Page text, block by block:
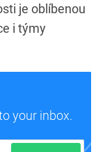
je oblíbenou
i týmy
your inbox.